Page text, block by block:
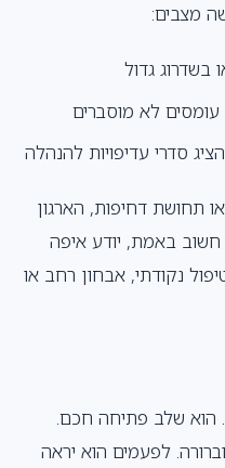
מצבים:
גדול
עומסים לא מוסברים
סדרי עדיפויות להנהלה
תחושת דחיפות, הארגון
באמת, יודע איפה
נקודתי, אבחון רחב או
הוא שלב פתיחה חכם.
לפעמים הוא יראה